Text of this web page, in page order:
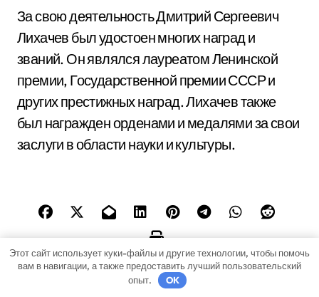
За свою деятельность Дмитрий Сергеевич
Лихачев был удостоен многих наград и
званий. Он являлся лауреатом Ленинской
премии, Государственной премии СССР и
других престижных наград. Лихачев также
был награжден орденами и медалями за свои
заслуги в области науки и культуры.
Этот сайт использует куки-файлы и другие технологии, чтобы помочь
вам в навигации, а также предоставить лучший пользовательский
опыт.
OK